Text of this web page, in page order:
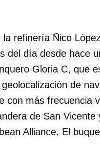
refinería Ñico
del día desde hace
Gloria C, que
de
con más frecuencia
de San
Alliance. El